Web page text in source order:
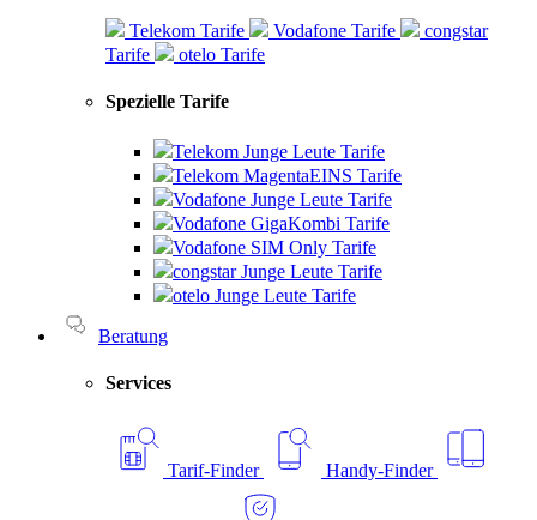
Telekom Tarife Vodafone Tarife
congstar
Tarife
otelo Tarife
Spezielle Tarife
Telekom Junge Leute Tarife
Telekom MagentaEINS Tarife
Vodafone Junge Leute Tarife
Vodafone GigaKombi Tarife
Vodafone SIM Only Tarife
congstar Junge Leute Tarife
otelo Junge Leute Tarife
Beratung
Services
Tarif-Finder Handy-Finder